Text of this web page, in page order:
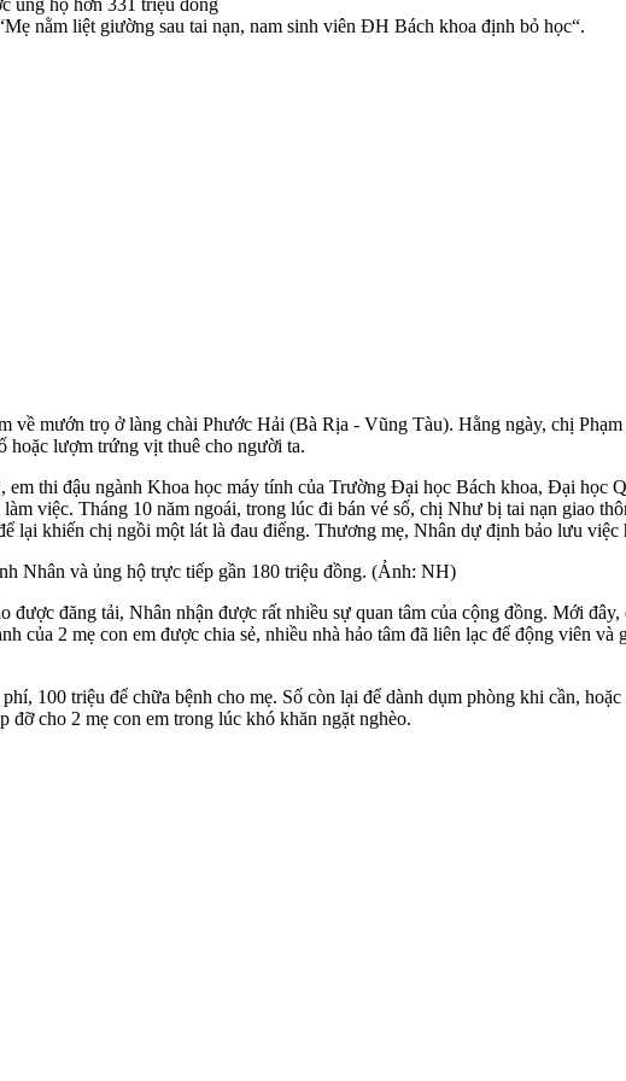
nằm liệt giường sau tai nạn, nam sinh viên ĐH Bách khoa định bỏ học“.
về mướn trọ ở làng chài Phước Hải (Bà Rịa - Vũng Tàu). Hằng ngày, chị
hoặc lượm trứng vịt thuê cho người ta.
thi đậu ngành Khoa học máy tính của Trường Đại học Bách khoa, Đại học
việc. Tháng 10 năm ngoái, trong lúc đi bán vé số, chị Như bị tai nạn giao
lại khiến chị ngồi một lát là đau điếng. Thương mẹ, Nhân dự định bảo lưu việc
Nhân và ủng hộ trực tiếp gần 180 triệu đồng. (Ảnh: NH)
được đăng tải, Nhân nhận được rất nhiều sự quan tâm của cộng đồng. Mới
của 2 mẹ con em được chia sẻ, nhiều nhà hảo tâm đã liên lạc để động viên
100 triệu để chữa bệnh cho mẹ. Số còn lại để dành dụm phòng khi cần,
cho 2 mẹ con em trong lúc khó khăn ngặt nghèo.